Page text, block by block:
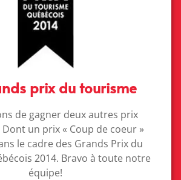
prix du tourisme
de gagner deux autres prix
un prix « Coup de coeur »
le cadre des Grands Prix du
2014. Bravo à toute notre
équipe!